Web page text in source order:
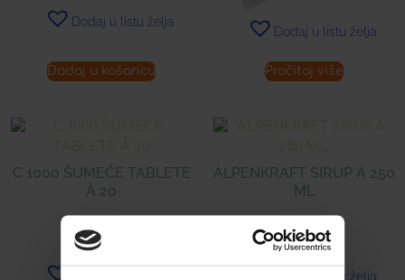
Dodaj u listu želja
Dodaj u košaricu
Dodaj u listu želja
Pročitaj više
C 1000 ŠUMEĆE TABLETE
Á 20
7,98
ALPENKRAFT SIRUP Á 250
ML
16,99€
Dodaj u listu želja